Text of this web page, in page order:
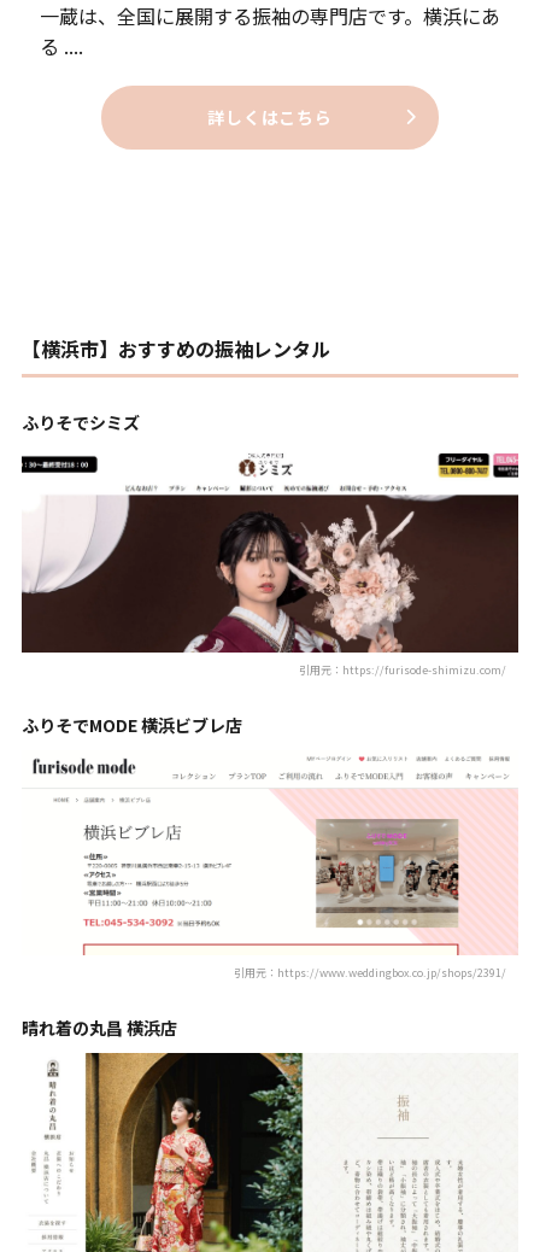
一蔵は、全国に展開する振袖の専門店です。横浜にあ
る ....
詳しくはこちら
【横浜市】おすすめの振袖レンタル
ふりそでシミズ
引用元：https://furisode-shimizu.com/
ふりそでMODE 横浜ビブレ店
引用元：https://www.weddingbox.co.jp/shops/2391/
晴れ着の丸昌 横浜店